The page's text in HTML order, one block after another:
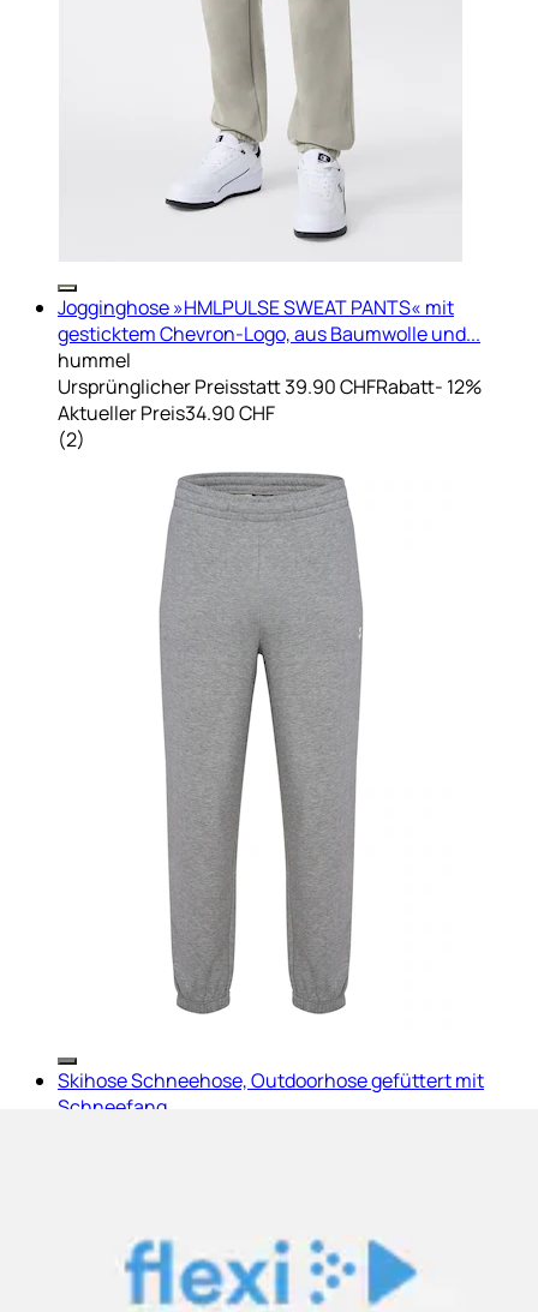
Jogginghose »HMLPULSE SWEAT PANTS« mit
gesticktem Chevron-Logo, aus Baumwolle und...
hummel
Ursprünglicher Preisstatt 39.90 CHFRabatt- 12%
Aktueller Preis34.90 CHF
(2)
Skihose Schneehose, Outdoorhose gefüttert mit
Schneefang